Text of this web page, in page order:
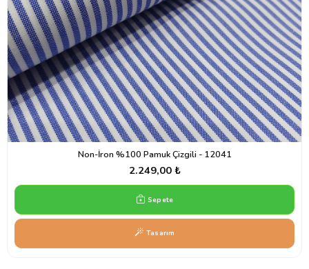
Non-İron %100 Pamuk Çizgili - 12041
2.249,00 ₺
Sepete
Tasarım